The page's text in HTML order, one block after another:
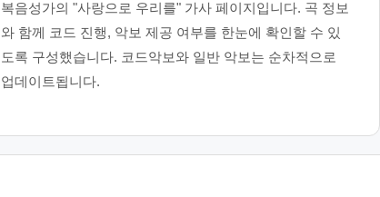
복음성가의 "사랑으로 우리를" 가사 페이지입니다. 곡 정보
와 함께 코드 진행, 악보 제공 여부를 한눈에 확인할 수 있
도록 구성했습니다. 코드악보와 일반 악보는 순차적으로
업데이트됩니다.